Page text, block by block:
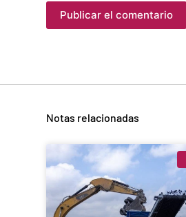
Publicar el comentario
Notas relacionadas